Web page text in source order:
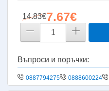
14.83€7.67€
Въпроси и поръчки:
0887794275 0888600224